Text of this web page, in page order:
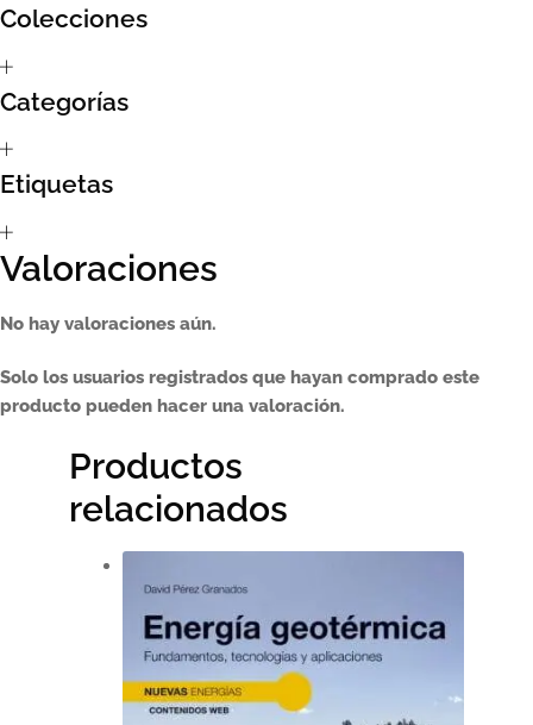
Colecciones
Categorías
Etiquetas
Valoraciones
No hay valoraciones aún.
Solo los usuarios registrados que hayan comprado este
producto pueden hacer una valoración.
Productos
relacionados